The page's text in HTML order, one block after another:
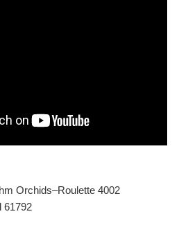
Orchids–Roulette 4002
61792